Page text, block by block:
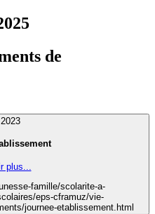
de
plus...
famille/scolarite-a-
eps-cframuz/vie-
journee-etablissement.html